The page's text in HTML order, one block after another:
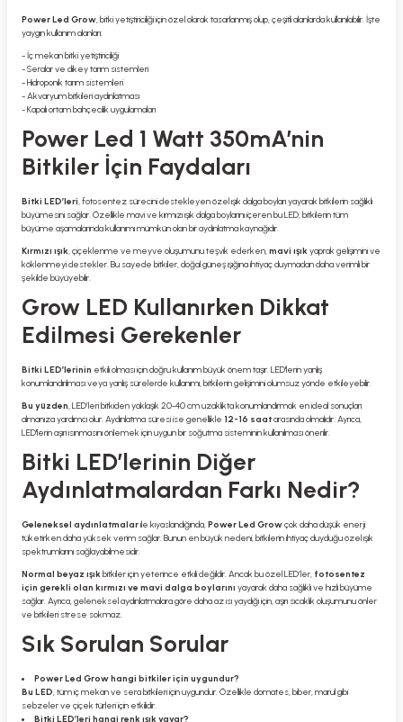
Power Led Grow, bitki yetiştiriciliği için özel olarak tasarlanmış olup, çeşitli alanlarda kullanılabilir. İşte
yaygın kullanım alanları:
- İç mekan bitki yetiştiriciliği
- Seralar ve dikey tarım sistemleri
- Hidroponik tarım sistemleri
- Akvaryum bitkileri aydınlatması
- Kapalı ortam bahçecilik uygulamaları
Power Led 1 Watt 350mA’nin
Bitkiler İçin Faydaları
Bitki LED’leri, fotosentez sürecini destekleyen özel ışık dalga boyları yayarak bitkilerin sağlıklı
büyümesini sağlar. Özellikle mavi ve kırmızı ışık dalga boylarını içeren bu LED, bitkilerin tüm
büyüme aşamalarında kullanımı mümkün olan bir aydınlatma kaynağıdır.
Kırmızı ışık, çiçeklenme ve meyve oluşumunu teşvik ederken,mavi ışık yaprak gelişimini ve
köklenmeyi destekler. Bu sayede bitkiler, doğal güneş ışığına ihtiyaç duymadan daha verimli bir
şekilde büyüyebilir.
Grow LED Kullanırken Dikkat
Edilmesi Gerekenler
Bitki LED’lerinin etkili olması için doğru kullanım büyük önem taşır. LED'lerin yanlış
konumlandırılması veya yanlış sürelerde kullanımı, bitkilerin gelişimini olumsuz yönde etkileyebilir.
Bu yüzden, LED’leri bitkiden yaklaşık 20-40 cm uzaklıkta konumlandırmak en ideal sonuçları
almanıza yardımcı olur. Aydınlatma süresi ise genellikle 12-16 saatarasında olmalıdır. Ayrıca,
LED'lerin aşırı ısınmasını önlemek için uygun bir soğutma sisteminin kullanılması önerilir.
Bitki LED’lerinin Diğer
Aydınlatmalardan Farkı Nedir?
Geleneksel aydınlatmalarile kıyaslandığında,Power Led Growçok daha düşük enerji
tüketirken daha yüksek verim sağlar. Bunun en büyük nedeni, bitkilerin ihtiyaç duyduğu özel ışık
spektrumlarını sağlayabilmesidir.
Normal beyaz ışık bitkiler için yeterince etkili değildir. Ancak bu özel LED’ler, fotosentez
için gerekli olan kırmızı ve mavi dalga boylarını yayarak daha sağlıklı ve hızlı büyüme
sağlar. Ayrıca, geleneksel aydınlatmalara göre daha az ısı yaydığı için, aşırı sıcaklık oluşumunu önler
ve bitkileri strese sokmaz.
Sık Sorulan Sorular
Power Led Grow hangi bitkiler için uygundur?
Bu LED, tüm iç mekan ve sera bitkileri için uygundur. Özellikle domates, biber, marul gibi
sebzeler ve çiçek türleri için etkilidir.
Bitki LED’leri hangi renk ışık yayar?